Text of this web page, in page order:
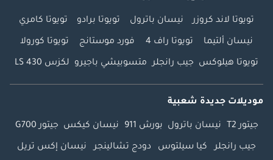
تويوتا لاند كروزر نيسان باترول تويوتا برادو تويوتا كامري
نيسان ألتيما تويوتا راف 4 فورد موستانج تويوتا كورولا
تويوتا هيلوكس جيب رانجلر متسوبيشي باجيرو لكزس LS 430
موديلات جديدة شعبية
جيتور T2 نيسان باترول بورش 911 نيسان كيكس جيتور G700
جيب رانجلر كيا سيلتوس دودج تشالينجر نيسان إكس تريل